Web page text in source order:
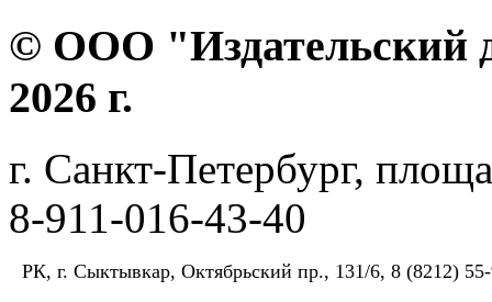
© ООО "Издательский
2026 г.
г. Санкт-Петербург,
8-911-016-43-40
РК, г. Сыктывкар, Октябрьский пр., 131/6, 8 (8212)